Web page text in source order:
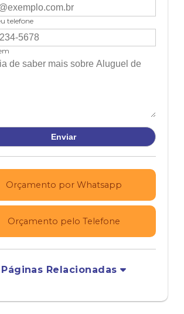
telefone
Orçamento por Whatsapp
Orçamento pelo Telefone
Páginas Relacionadas